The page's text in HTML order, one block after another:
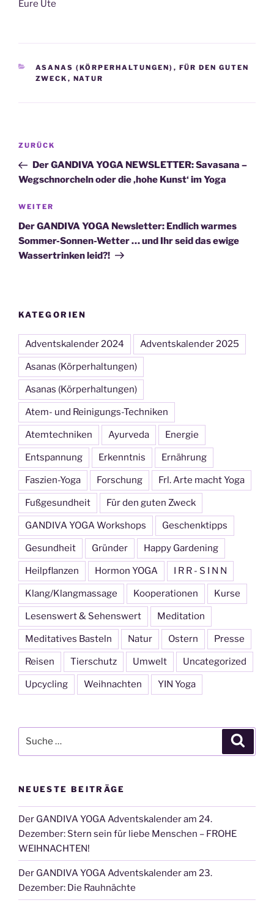
Eure Ute
KATEGORIEN
ASANAS (KÖRPERHALTUNGEN) , FÜR DEN GUTEN
ZWECK , NATUR
Beitragsnavigation
Vorheriger
Beitrag
ZURÜCK
Der GANDIVA YOGA NEWSLETTER: Savasana –
Wegschnorcheln oder die ‚hohe Kunst‘ im Yoga
Nächster
Beitrag
WEITER
Der GANDIVA YOGA Newsletter: Endlich warmes
Sommer-Sonnen-Wetter … und Ihr seid das ewige
Wassertrinken leid?!
KATEGORIEN
Adventskalender 2024 Adventskalender 2025
Asanas (Körperhaltungen)
Asanas (Körperhaltungen)
Atem- und Reinigungs-Techniken
Atemtechniken Ayurveda Energie
Entspannung Erkenntnis Ernährung
Faszien-Yoga Forschung Frl. Arte macht Yoga
Fußgesundheit Für den guten Zweck
GANDIVA YOGA Workshops Geschenktipps
Gesundheit Gründer Happy Gardening
Heilpflanzen Hormon YOGA I R R - S I N N
Klang/Klangmassage Kooperationen Kurse
Lesenswert & Sehenswert Meditation
Meditatives Basteln Natur Ostern Presse
Reisen Tierschutz Umwelt Uncategorized
Upcycling Weihnachten YIN Yoga
nach:
NEUESTE BEITRÄGE
Der GANDIVA YOGA Adventskalender am 24.
Dezember: Stern sein für liebe Menschen – FROHE
WEIHNACHTEN!
Der GANDIVA YOGA Adventskalender am 23.
Dezember: Die Rauhnächte